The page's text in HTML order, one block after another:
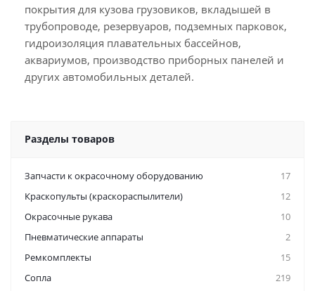
покрытия для кузова грузовиков, вкладышей в
трубопроводе, резервуаров, подземных парковок,
гидроизоляция плавательных бассейнов,
аквариумов, производство приборных панелей и
других автомобильных деталей.
Разделы товаров
Запчасти к окрасочному оборудованию
17
Краскопульты (краскораспылители)
12
Окрасочные рукава
10
Пневматические аппараты
2
Ремкомплекты
15
Сопла
219